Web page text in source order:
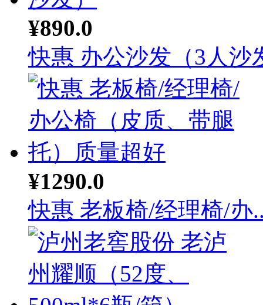
¥890.0
快惠 办公沙发（3人沙
¥1290.0
快惠 老板椅/经理椅/办